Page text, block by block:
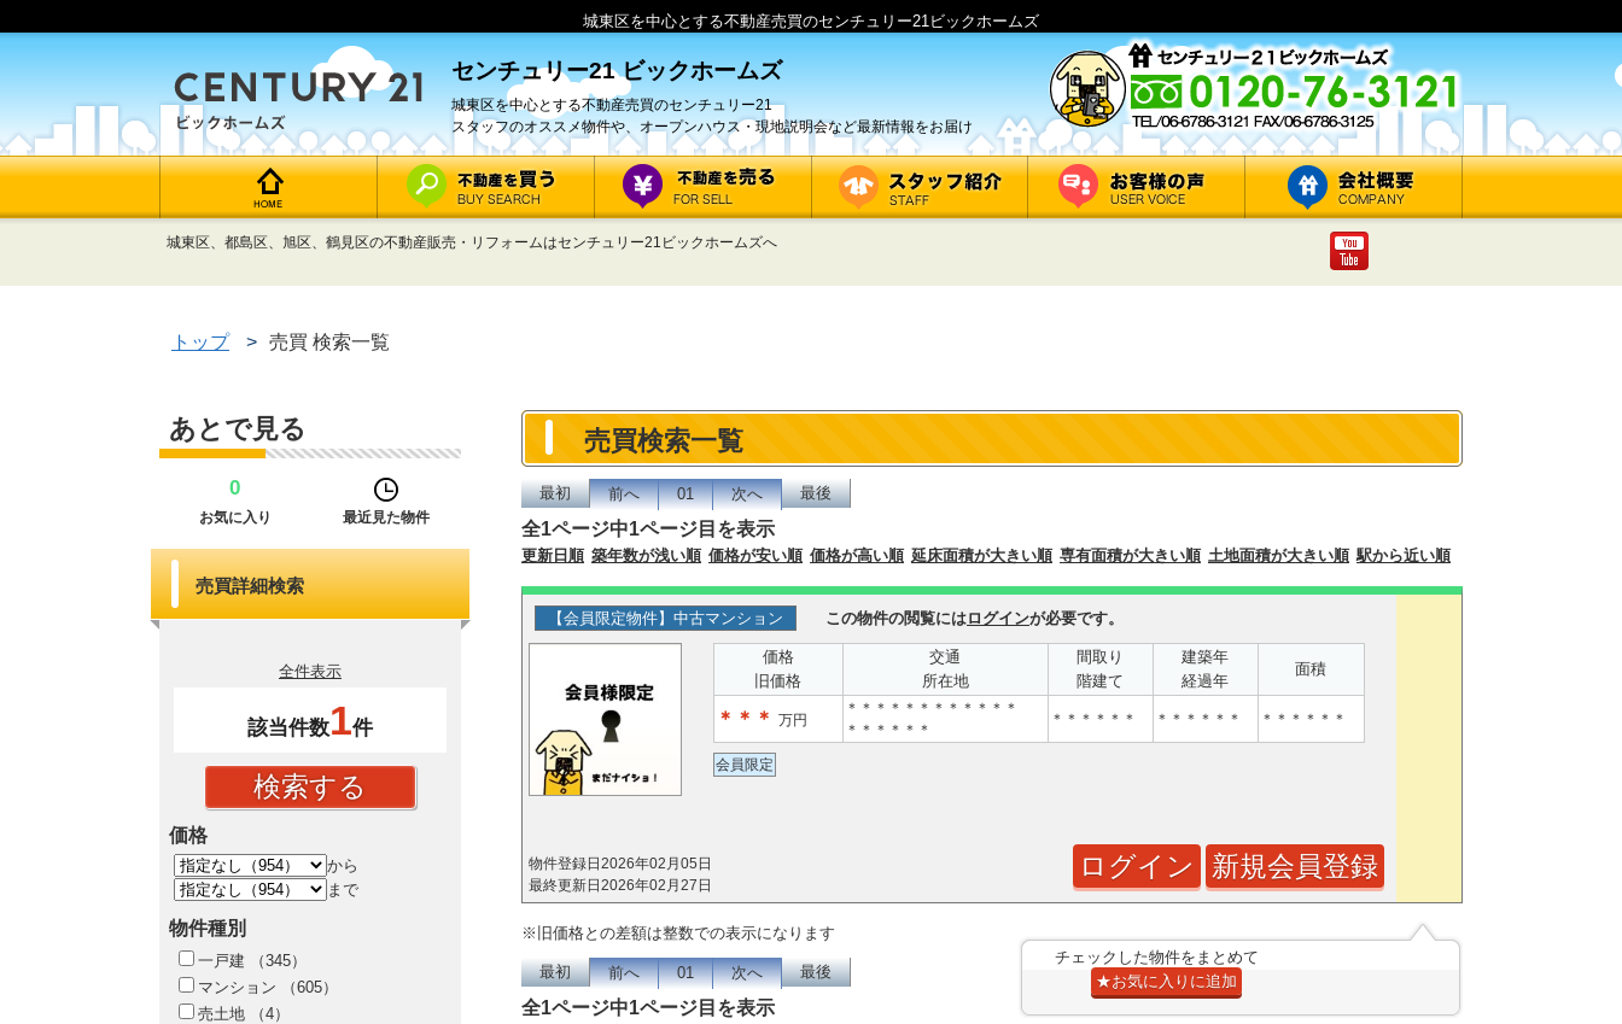
城東区を中心とする不動産売買のセンチュリー21
スタッフのオススメ物件や、オープンハウス・現地説明会など最新情報をお届け
センチュリー21 ビックホームズ
城東区を中心とする不動産売買のセンチュリー21ビックホームズ
城東区、都島区、旭区、鶴見区の不動産販売・リフォームはセンチュリー21ビックホームズへ
トップ > 売買 検索一覧
売買検索一覧
最初 前へ 01 次へ 最後
全1ページ中1ページ目を表示
更新日順 築年数が浅い順 価格が安い順 価格が高い順 延床面積が大きい順 専有面積が大きい順 土地面積が大きい順 駅から近い順
【会員限定物件】中古マンション この物件の閲覧にはログインが必要です。
価格
旧価格
交通
所在地
間取り
階建て
建築年
経過年
面積
＊＊＊ 万円
＊＊＊＊＊＊＊＊＊＊＊＊
＊＊＊＊＊＊
＊＊＊＊＊＊ ＊＊＊＊＊＊ ＊＊＊＊＊＊
会員限定
ログイン 新規会員登録
物件登録日2026年02月05日
最終更新日2026年02月27日
チェックした物件をまとめて
★お気に入りに追加
※旧価格との差額は整数での表示になります
最初 前へ 01 次へ 最後
全1ページ中1ページ目を表示
あとで見る
0
お気に入り 最近見た物件
売買詳細検索
全件表示
該当件数1件
価格
から
まで
物件種別
一戸建 （345）
マンション （605）
売土地 （4）